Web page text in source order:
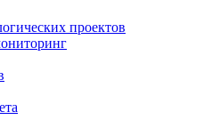
проектов